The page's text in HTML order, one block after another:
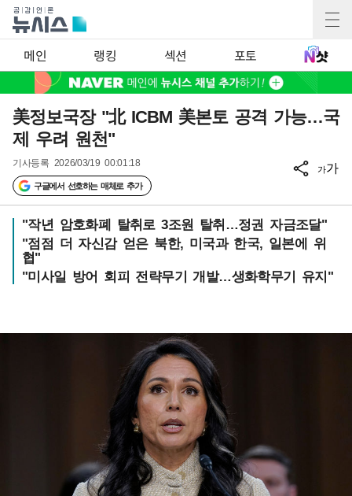
메인 랭킹 섹션 포토
美정보국장 "北 ICBM 美본토 공격 가능…국
제 우려 원천"
기사등록 2026/03/19 00:01:18
구글에서 선호하는 매체로 추가
가가
"작년 암호화폐 탈취로 3조원 탈취…정권 자금조달"
"점점 더 자신감 얻은 북한, 미국과 한국, 일본에 위
협"
"미사일 방어 회피 전략무기 개발…생화학무기 유지"